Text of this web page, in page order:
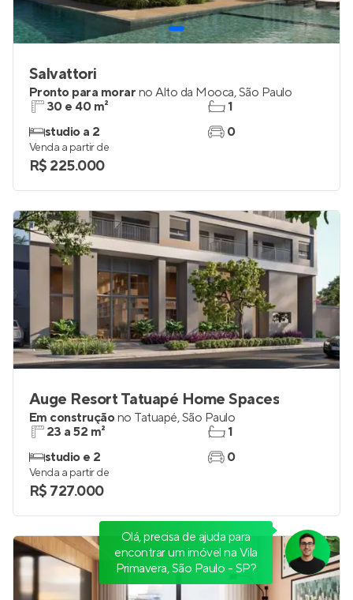
Salvattori
Pronto para morar no Alto da Mooca,São Paulo
30 e 40 m²
studio a 2
1
0
Venda a partir de
R$ 225.000
Auge Resort Tatuapé Home Spaces
Em construçãono Tatuapé,São Paulo
23 a 52 m²
studio e 2
1
0
Venda a partir de
R$ 727.000
Olá, precisa de ajuda para
encontrar um imóvel na Vila
Primavera, São Paulo - SP?